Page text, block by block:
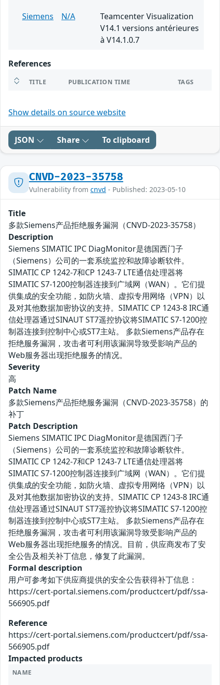
Siemens
N/A
Teamcenter Visualization
V14.1 versions antérieures
à V14.1.0.7
References
TITLE PUBLICATION TIME TAGS
Show details on source website
JSON Share To clipboard
CNVD-2023-35758
Vulnerability from cnvd - Published: 2023-05-10
Title
多款Siemens产品拒绝服务漏洞（CNVD-2023-35758）
Description
Siemens SIMATIC IPC DiagMonitor是德国西门子
（Siemens）公司的一套系统监控和故障诊断软件。
SIMATIC CP 1242-7和CP 1243-7 LTE通信处理器将
SIMATIC S7-1200控制器连接到广域网（WAN）。它们提
供集成的安全功能，如防火墙、虚拟专用网络（VPN）以
及对其他数据加密协议的支持。SIMATIC CP 1243-8 IRC通
信处理器通过SINAUT ST7遥控协议将SIMATIC S7-1200控
制器连接到控制中心或ST7主站。 多款Siemens产品存在
拒绝服务漏洞，攻击者可利用该漏洞导致受影响产品的
Web服务器出现拒绝服务的情况。
Severity
高
Patch Name
多款Siemens产品拒绝服务漏洞（CNVD-2023-35758）的
补丁
Patch Description
Siemens SIMATIC IPC DiagMonitor是德国西门子
（Siemens）公司的一套系统监控和故障诊断软件。
SIMATIC CP 1242-7和CP 1243-7 LTE通信处理器将
SIMATIC S7-1200控制器连接到广域网（WAN）。它们提
供集成的安全功能，如防火墙、虚拟专用网络（VPN）以
及对其他数据加密协议的支持。SIMATIC CP 1243-8 IRC通
信处理器通过SINAUT ST7遥控协议将SIMATIC S7-1200控
制器连接到控制中心或ST7主站。 多款Siemens产品存在
拒绝服务漏洞，攻击者可利用该漏洞导致受影响产品的
Web服务器出现拒绝服务的情况。目前，供应商发布了安
全公告及相关补丁信息，修复了此漏洞。
Formal description
用户可参考如下供应商提供的安全公告获得补丁信息：
https://cert-portal.siemens.com/productcert/pdf/ssa-
566905.pdf
Reference
https://cert-portal.siemens.com/productcert/pdf/ssa-
566905.pdf
Impacted products
NAME